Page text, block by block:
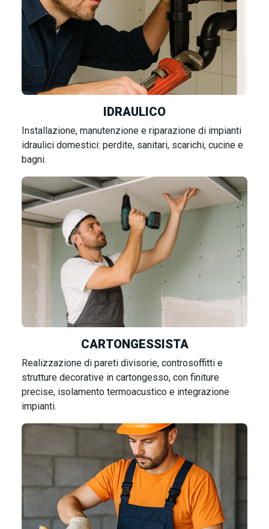
IDRAULICO
Installazione, manutenzione e riparazione di impianti
idraulici domestici: perdite, sanitari, scarichi, cucine e
bagni.
CARTONGESSISTA
Realizzazione di pareti divisorie, controsoffitti e
strutture decorative in cartongesso, con finiture
precise, isolamento termoacustico e integrazione
impianti.